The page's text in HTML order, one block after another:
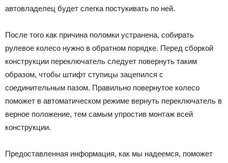
автовладелец будет слегка постукивать по ней.
После того как причина поломки устранена, собирать
рулевое колесо нужно в обратном порядке. Перед сборкой
конструкции переключатель следует повернуть таким
образом, чтобы штифт ступицы зацепился с
соединительным пазом. Правильно повернутое колесо
поможет в автоматическом режиме вернуть переключатель в
верное положение, тем самым упростив монтаж всей
конструкции.
Предоставленная информация, как мы надеемся, поможет